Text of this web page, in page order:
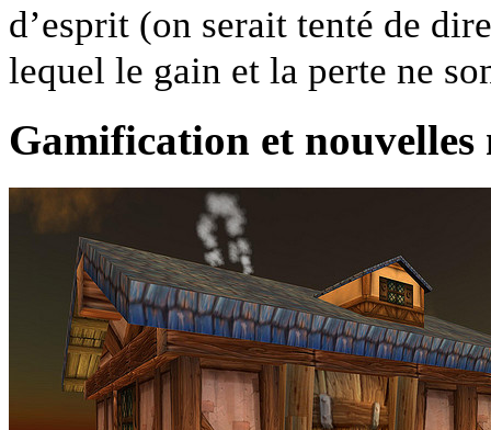
d’esprit (on serait tenté de
lequel le gain et la perte ne
Gamification et nouvelles